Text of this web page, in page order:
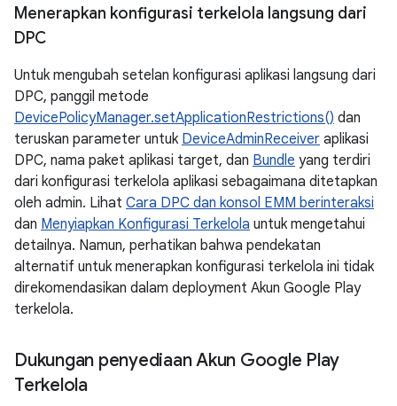
Menerapkan konfigurasi terkelola langsung dari
DPC
Untuk mengubah setelan konfigurasi aplikasi langsung dari
DPC, panggil metode
DevicePolicyManager.setApplicationRestrictions() dan
teruskan parameter untuk DeviceAdminReceiver aplikasi
DPC, nama paket aplikasi target, dan Bundle yang terdiri
dari konfigurasi terkelola aplikasi sebagaimana ditetapkan
oleh admin. Lihat Cara DPC dan konsol EMM berinteraksi
dan Menyiapkan Konfigurasi Terkelola untuk mengetahui
detailnya. Namun, perhatikan bahwa pendekatan
alternatif untuk menerapkan konfigurasi terkelola ini tidak
direkomendasikan dalam deployment Akun Google Play
terkelola.
Dukungan penyediaan Akun Google Play
Terkelola